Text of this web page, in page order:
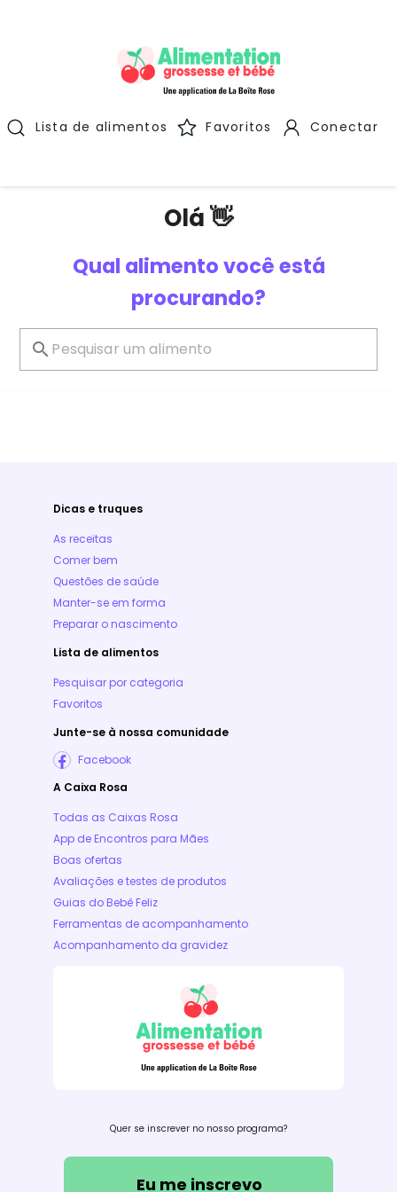
Lista de alimentos Favoritos Conectar
Olá 👋
Qual alimento você está
procurando?
Dicas e truques
As receitas
Comer bem
Questões de saúde
Manter-se em forma
Preparar o nascimento
Lista de alimentos
Pesquisar por categoria
Favoritos
Junte-se à nossa comunidade
Facebook
A Caixa Rosa
Todas as Caixas Rosa
App de Encontros para Mães
Boas ofertas
Avaliações e testes de produtos
Guias do Bebê Feliz
Ferramentas de acompanhamento
Acompanhamento da gravidez
Quer se inscrever no nosso programa?
Eu me inscrevo